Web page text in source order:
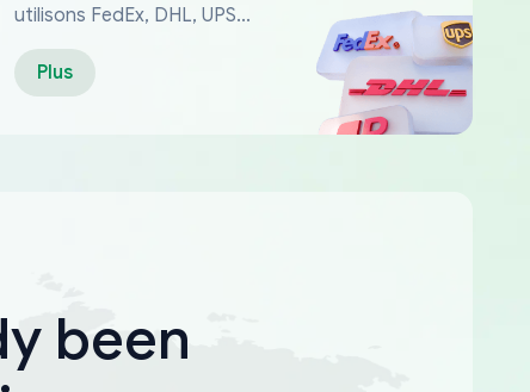
utilisons FedEx, DHL, UPS...
Plus
been